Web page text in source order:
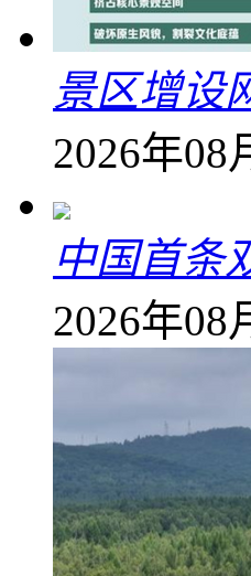
景区增设
2026年08
中国首条
2026年08